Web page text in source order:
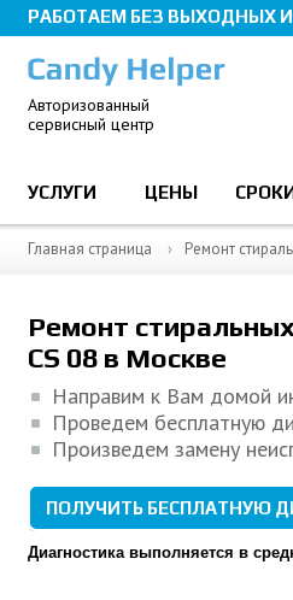
РАБОТАЕМ БЕЗ ВЫХОДНЫХ
Авторизованный
cервисный центр
УСЛУГИ ЦЕНЫ
Главная страница Ремонт
Ремонт
CS 08 в Москве
Направим к Вам домой
Проведем бесплатную
Произведем замену
ПОЛУЧИТЬ БЕСПЛАТНУЮ
Диагностика выполняется в